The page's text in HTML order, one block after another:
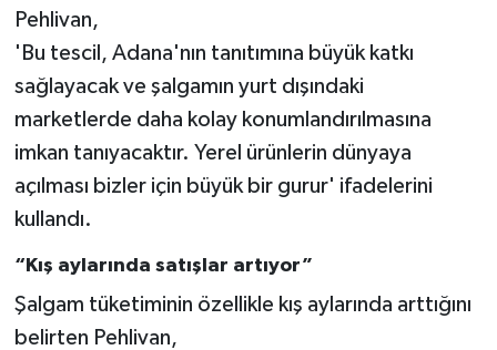
Pehlivan,
'Bu tescil, Adana'nın tanıtımına büyük katkı
sağlayacak ve şalgamın yurt dışındaki
marketlerde daha kolay konumlandırılmasına
imkan tanıyacaktır. Yerel ürünlerin dünyaya
açılması bizler için büyük bir gurur' ifadelerini
kullandı.
“Kış aylarında satışlar artıyor”
Şalgam tüketiminin özellikle kış aylarında arttığını
belirten Pehlivan,